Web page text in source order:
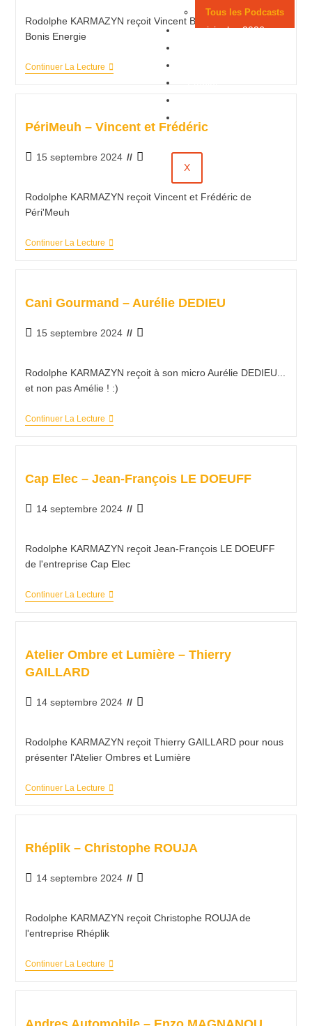
Tous les Podcasts
Municipales 2026
X
Rodolphe KARMAZYN reçoit Vincent BONIS, fondateur de
Bonis Energie
Continuer La Lecture
PériMeuh – Vincent et Frédéric
15 septembre 2024
Rodolphe KARMAZYN reçoit Vincent et Frédéric de
Péri'Meuh
Continuer La Lecture
Cani Gourmand – Aurélie DEDIEU
15 septembre 2024
Rodolphe KARMAZYN reçoit à son micro Aurélie DEDIEU...
et non pas Amélie ! :)
Continuer La Lecture
Cap Elec – Jean-François LE DOEUFF
14 septembre 2024
Rodolphe KARMAZYN reçoit Jean-François LE DOEUFF
de l'entreprise Cap Elec
Continuer La Lecture
Atelier Ombre et Lumière – Thierry
GAILLARD
14 septembre 2024
Rodolphe KARMAZYN reçoit Thierry GAILLARD pour nous
présenter l'Atelier Ombres et Lumière
Continuer La Lecture
Rhéplik – Christophe ROUJA
14 septembre 2024
Rodolphe KARMAZYN reçoit Christophe ROUJA de
l'entreprise Rhéplik
Continuer La Lecture